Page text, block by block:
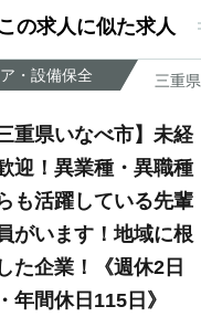
この求人に似た求人
・設備保全 三重県
三重県いなべ市】未経
迎！異業種・異職種
も活躍している先輩
がいます！地域に根
た企業！《週休2日
年間休日115日》